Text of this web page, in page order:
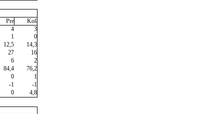
Pre
Koš
4
3
1
0
12,5
14,3
27
16
6
2
84,4
76,2
0
1
-1
-1
0
4,8